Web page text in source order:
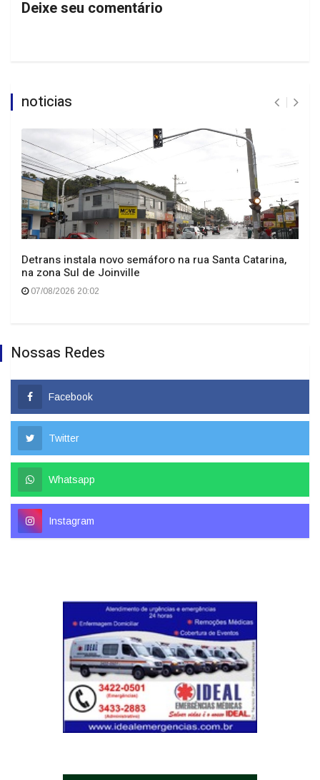
Deixe seu comentário
noticias
Detrans instala novo semáforo na rua Santa Catarina,
na zona Sul de Joinville
07/08/2026 20:02
Nossas Redes
Facebook
Twitter
Whatsapp
Instagram